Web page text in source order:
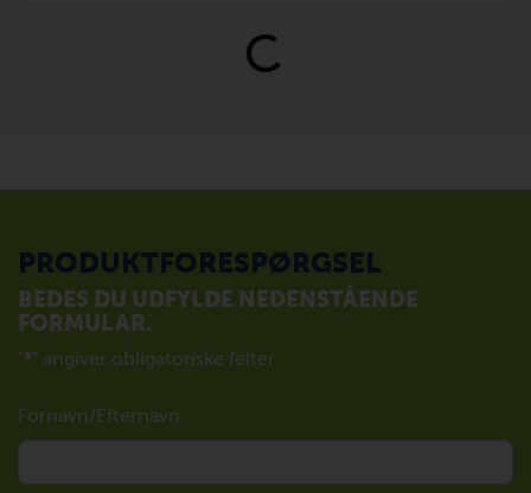
Loading...
PRODUKTFORESPØRGSEL
BEDES DU UDFYLDE NEDENSTÅENDE
FORMULAR.
"*" angiver obligatoriske felter
Fornavn/Efternavn